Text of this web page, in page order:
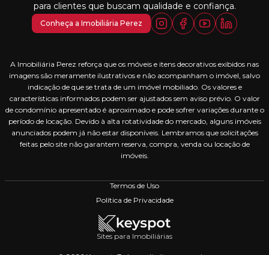
para clientes que buscam qualidade e confiança.
Conheça a Imobiliária Perez
A Imobiliária Perez reforça que os móveis e itens decorativos exibidos nas
imagens são meramente ilustrativos e não acompanham o imóvel, salvo
indicação de que se trata de um imóvel mobiliado. Os valores e
características informados podem ser ajustados sem aviso prévio. O valor
de condomínio apresentado é aproximado e pode sofrer variações durante o
período de locação. Devido à alta rotatividade do mercado, alguns imóveis
anunciados podem já não estar disponíveis. Lembramos que solicitações
feitas pelo site não garantem reserva, compra, venda ou locação de
imóveis.
Termos de Uso
Política de Privacidade
Sites para Imobiliárias